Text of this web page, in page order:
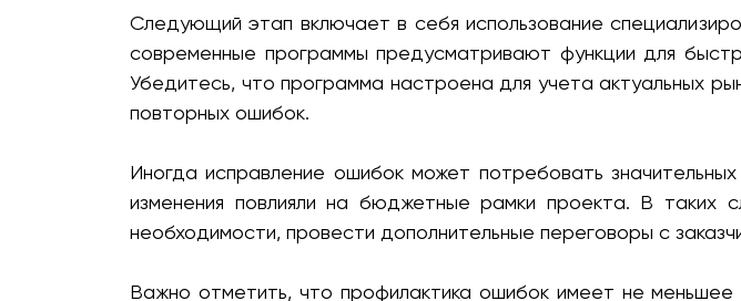
Следующий этап включает в себя использование
современные программы предусматривают функции для
Убедитесь, что программа настроена для учета актуальных
повторных ошибок.
Иногда исправление ошибок может потребовать
изменения повлияли на бюджетные рамки проекта. В таких
необходимости, провести дополнительные переговоры с
Важно отметить, что профилактика ошибок имеет не меньшее